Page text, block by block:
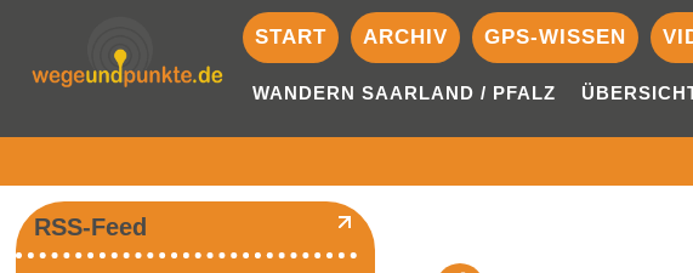
START ARCHIV GPS-WISSEN
WANDERN SAARLAND / PFALZ
RSS-Feed